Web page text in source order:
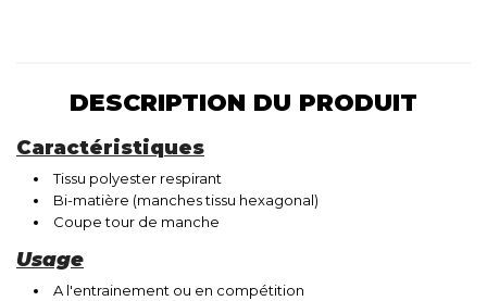
DESCRIPTION DU PRODUIT
Caractéristiques
Tissu polyester respirant
Bi-matière (manches tissu hexagonal)
Coupe tour de manche
Usage
A l'entrainement ou en compétition